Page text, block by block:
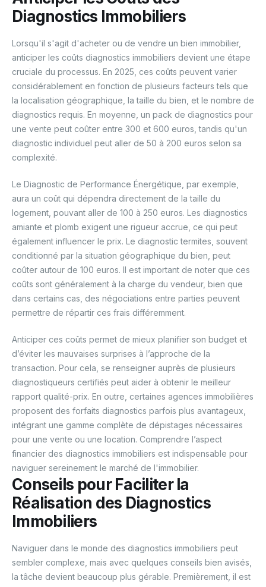
Diagnostics Immobiliers
Lorsqu'il s'agit d'acheter ou de vendre un bien immobilier,
anticiper les coûts diagnostics immobiliers devient une étape
cruciale du processus. En 2025, ces coûts peuvent varier
considérablement en fonction de plusieurs facteurs tels que
la localisation géographique, la taille du bien, et le nombre de
diagnostics requis. En moyenne, un pack de diagnostics pour
une vente peut coûter entre 300 et 600 euros, tandis qu'un
diagnostic individuel peut aller de 50 à 200 euros selon sa
complexité.
Le Diagnostic de Performance Énergétique, par exemple,
aura un coût qui dépendra directement de la taille du
logement, pouvant aller de 100 à 250 euros. Les diagnostics
amiante et plomb exigent une rigueur accrue, ce qui peut
également influencer le prix. Le diagnostic termites, souvent
conditionné par la situation géographique du bien, peut
coûter autour de 100 euros. Il est important de noter que ces
coûts sont généralement à la charge du vendeur, bien que
dans certains cas, des négociations entre parties peuvent
permettre de répartir ces frais différemment.
Anticiper ces coûts permet de mieux planifier son budget et
d’éviter les mauvaises surprises à l’approche de la
transaction. Pour cela, se renseigner auprès de plusieurs
diagnostiqueurs certifiés peut aider à obtenir le meilleur
rapport qualité-prix. En outre, certaines agences immobilières
proposent des forfaits diagnostics parfois plus avantageux,
intégrant une gamme complète de dépistages nécessaires
pour une vente ou une location. Comprendre l’aspect
financier des diagnostics immobiliers est indispensable pour
naviguer sereinement le marché de l'immobilier.
Conseils pour Faciliter la
Réalisation des Diagnostics
Immobiliers
Naviguer dans le monde des diagnostics immobiliers peut
sembler complexe, mais avec quelques conseils bien avisés,
la tâche devient beaucoup plus gérable. Premièrement, il est